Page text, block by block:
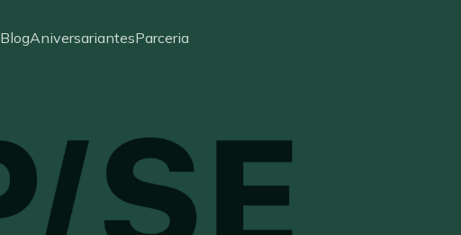
BlogAniversariantesParceria